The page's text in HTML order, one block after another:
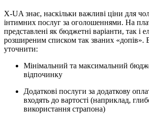
X-UA знає, наскільки важливі ціни для
інтимних послуг за оголошеннями. На
представлені як бюджетні варіанти, так і
розширеним списком так званих «допів».
уточнити:
Мінімальний та максимальний
відпочинку
Додаткові послуги за додаткову
входять до вартості (наприклад,
використання страпона)